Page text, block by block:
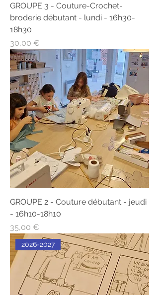
GROUPE 3 - Couture-Crochet-
broderie débutant - lundi - 16h30-
18h30
Prix
30,00 €
GROUPE 2 - Couture débutant - jeudi
- 16h10-18h10
Prix
35,00 €
2026-2027